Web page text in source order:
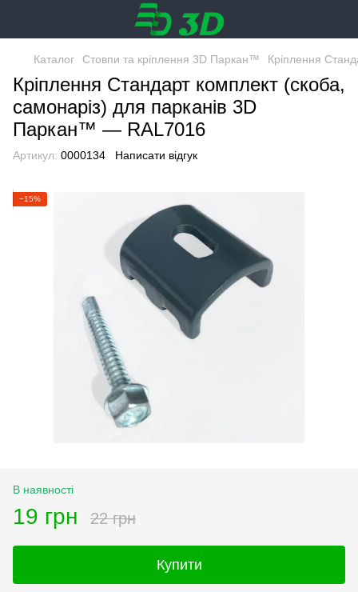
Каталог Стовпи та кріплення 3D Паркан™ Кріплення
Кріплення Стандарт комплект (скоба,
самонаріз) для парканів 3D
Паркан™ — RAL7016
Артикул: 0000134 Написати відгук
−15%
В наявності
19 грн 22 грн
Купити